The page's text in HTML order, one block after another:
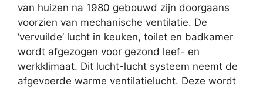
van huizen na 1980 gebouwd zijn doorgaans
voorzien van mechanische ventilatie. De
‘vervuilde’ lucht in keuken, toilet en badkamer
wordt afgezogen voor gezond leef- en
werkklimaat. Dit lucht-lucht systeem neemt de
afgevoerde warme ventilatielucht. Deze wordt